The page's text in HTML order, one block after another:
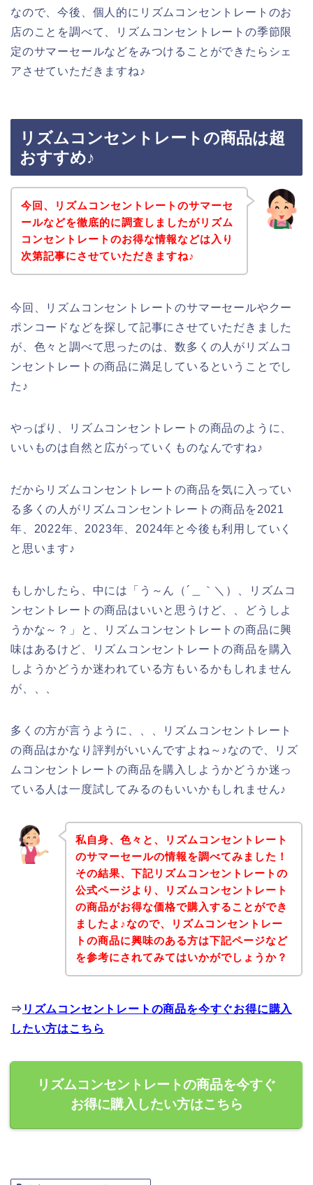
なので、今後、個人的にリズムコンセントレートのお
店のことを調べて、リズムコンセントレートの季節限
定のサマーセールなどをみつけることができたらシェ
アさせていただきますね♪
リズムコンセントレートの商品は超
おすすめ♪
今回、リズムコンセントレートのサマーセ
ールなどを徹底的に調査しましたがリズム
コンセントレートのお得な情報などは入り
次第記事にさせていただきますね♪
今回、リズムコンセントレートのサマーセールやクー
ポンコードなどを探して記事にさせていただきました
が、色々と調べて思ったのは、数多くの人がリズムコ
ンセントレートの商品に満足しているということでし
た♪
やっぱり、リズムコンセントレートの商品のように、
いいものは自然と広がっていくものなんですね♪
だからリズムコンセントレートの商品を気に入ってい
る多くの人がリズムコンセントレートの商品を2021
年、2022年、2023年、2024年と今後も利用していく
と思います♪
もしかしたら、中には「う～ん（´＿｀＼）、リズムコ
ンセントレートの商品はいいと思うけど、、どうしよ
うかな～？」と、リズムコンセントレートの商品に興
味はあるけど、リズムコンセントレートの商品を購入
しようかどうか迷われている方もいるかもしれません
が、、、
多くの方が言うように、、、リズムコンセントレート
の商品はかなり評判がいいんですよね～♪なので、リズ
ムコンセントレートの商品を購入しようかどうか迷っ
ている人は一度試してみるのもいいかもしれません♪
私自身、色々と、リズムコンセントレート
のサマーセールの情報を調べてみました！
その結果、下記リズムコンセントレートの
公式ページより、リズムコンセントレート
の商品がお得な価格で購入することができ
ましたよ♪なので、リズムコンセントレー
トの商品に興味のある方は下記ページなど
を参考にされてみてはいかがでしょうか？
⇒ リズムコンセントレートの商品を今すぐお得に購入
したい方はこちら
リズムコンセントレートの商品を今すぐ
お得に購入したい方はこちら